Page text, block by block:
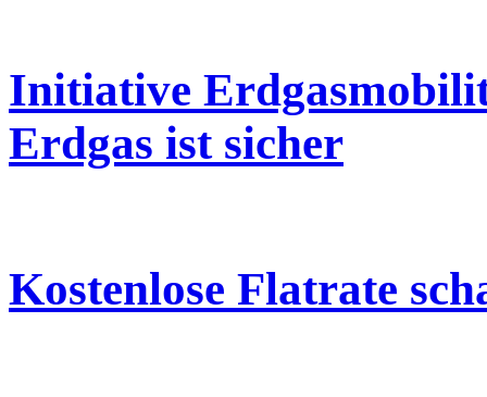
Initiative
Erdgas ist sicher
Kostenlose Flatrate